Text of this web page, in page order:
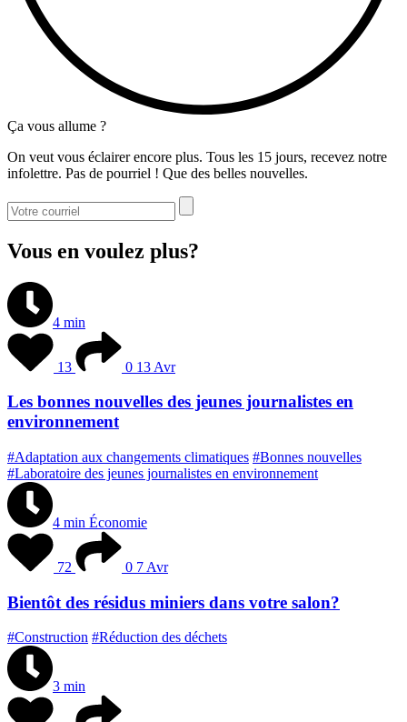
Ça vous allume ?
On veut vous éclairer encore plus. Tous les 15 jours, recevez notre
infolettre. Pas de pourriel ! Que des belles nouvelles.
Vous en voulez plus?
4 min
13 0 13 Avr
Les bonnes nouvelles des jeunes journalistes en
environnement
#Adaptation aux changements climatiques #Bonnes nouvelles
#Laboratoire des jeunes journalistes en environnement
4 min Économie
72 0 7 Avr
Bientôt des résidus miniers dans votre salon?
#Construction #Réduction des déchets
3 min